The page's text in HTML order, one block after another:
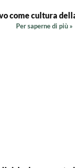
come cultura
Per saperne di più »